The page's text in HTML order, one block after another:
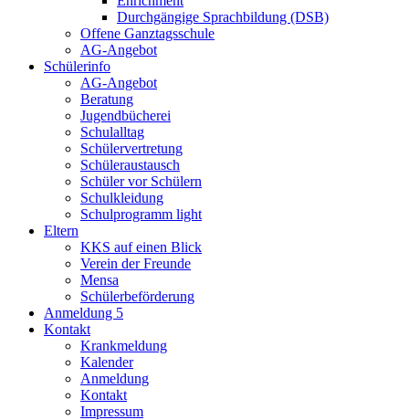
Durchgängige Sprachbildung (DSB)
Offene Ganztagsschule
AG-Angebot
Schülerinfo
AG-Angebot
Beratung
Jugendbücherei
Schulalltag
Schülervertretung
Schüleraustausch
Schüler vor Schülern
Schulkleidung
Schulprogramm light
Eltern
KKS auf einen Blick
Verein der Freunde
Mensa
Schülerbeförderung
Anmeldung 5
Kontakt
Krankmeldung
Kalender
Anmeldung
Kontakt
Impressum